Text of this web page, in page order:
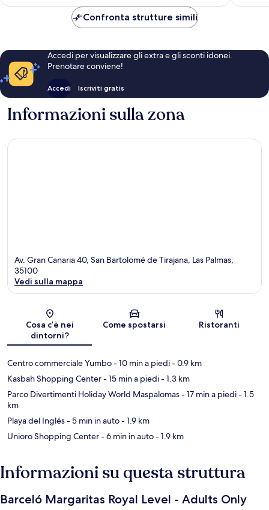
Confronta strutture simili
Accedi per visualizzare gli extra e gli sconti idonei.
Prenotare conviene!
Accedi Iscriviti gratis
Informazioni sulla zona
Av. Gran Canaria 40, San Bartolomé de Tirajana, Las Palmas,
35100
Vedi sulla mappa
Cosa c’è nei
dintorni?
Come spostarsi Ristoranti
Centro commerciale Yumbo- 10 min a piedi- 0.9 km
Kasbah Shopping Center- 15 min a piedi- 1.3 km
Parco Divertimenti Holiday World Maspalomas- 17 min a piedi- 1.5
km
Playa del Inglés- 5 min in auto- 1.9 km
Unioro Shopping Center- 6 min in auto- 1.9 km
Informazioni su questa struttura
Barceló Margaritas Royal Level - Adults Only